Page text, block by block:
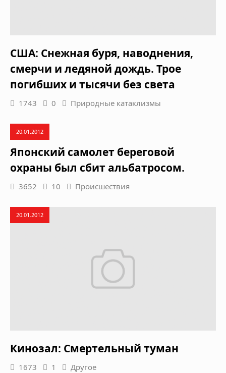
США: Снежная буря, наводнения,
смерчи и ледяной дождь. Трое
погибших и тысячи без света
1743 0 Природные катаклизмы
20.01.2012
Японский самолет береговой
охраны был сбит альбатросом.
3652 10 Происшествия
20.01.2012
Кинозал: Смертельный туман
1673 1 Другое